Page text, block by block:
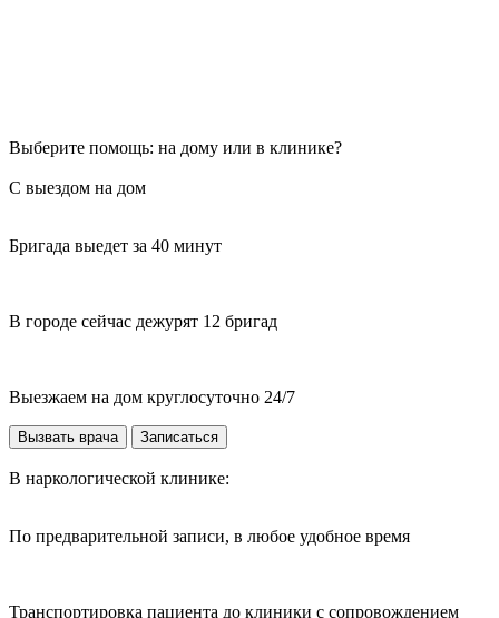
Выберите помощь: на дому или в клинике?
С выездом на дом
Бригада выедет за 40 минут
В городе сейчас дежурят 12 бригад
Выезжаем на дом круглосуточно 24/7
Вызвать врача Записаться
В наркологической клинике:
По предварительной записи, в любое удобное время
Транспортировка пациента до клиники с сопровождением